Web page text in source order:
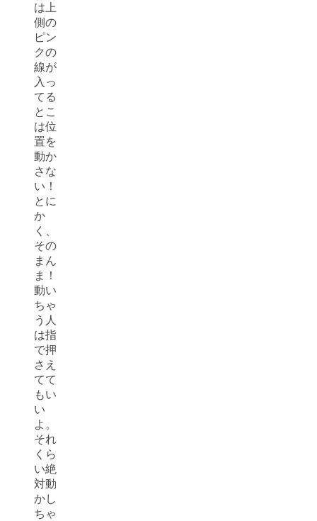
は上
側の
ピン
クの
線が
入っ
てる
とこ
は位
置を
動か
さな
い！
とに
か
く、
その
まん
ま！
動い
ちゃ
う人
は指
で押
さえ
てて
もい
い
よ。
それ
くら
い絶
対動
かし
ちゃ